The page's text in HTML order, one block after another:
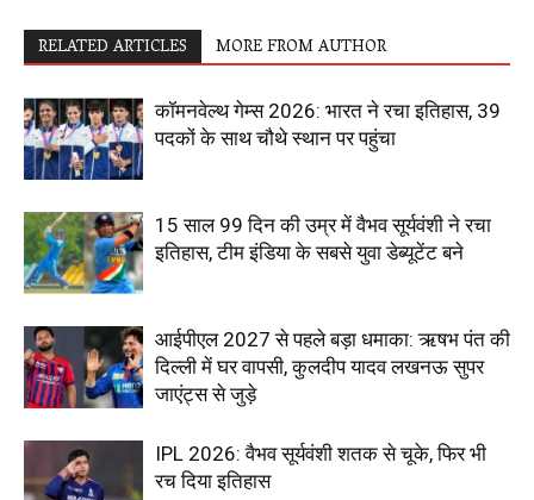
RELATED ARTICLES MORE FROM AUTHOR
कॉमनवेल्थ गेम्स 2026: भारत ने रचा इतिहास, 39
पदकों के साथ चौथे स्थान पर पहुंचा
15 साल 99 दिन की उम्र में वैभव सूर्यवंशी ने रचा
इतिहास, टीम इंडिया के सबसे युवा डेब्यूटेंट बने
आईपीएल 2027 से पहले बड़ा धमाका: ऋषभ पंत की
दिल्ली में घर वापसी, कुलदीप यादव लखनऊ सुपर
जाएंट्स से जुड़े
IPL 2026: वैभव सूर्यवंशी शतक से चूके, फिर भी
रच दिया इतिहास